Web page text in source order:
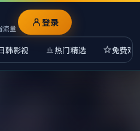
流量
韩影视 热门精选 免费观
登录